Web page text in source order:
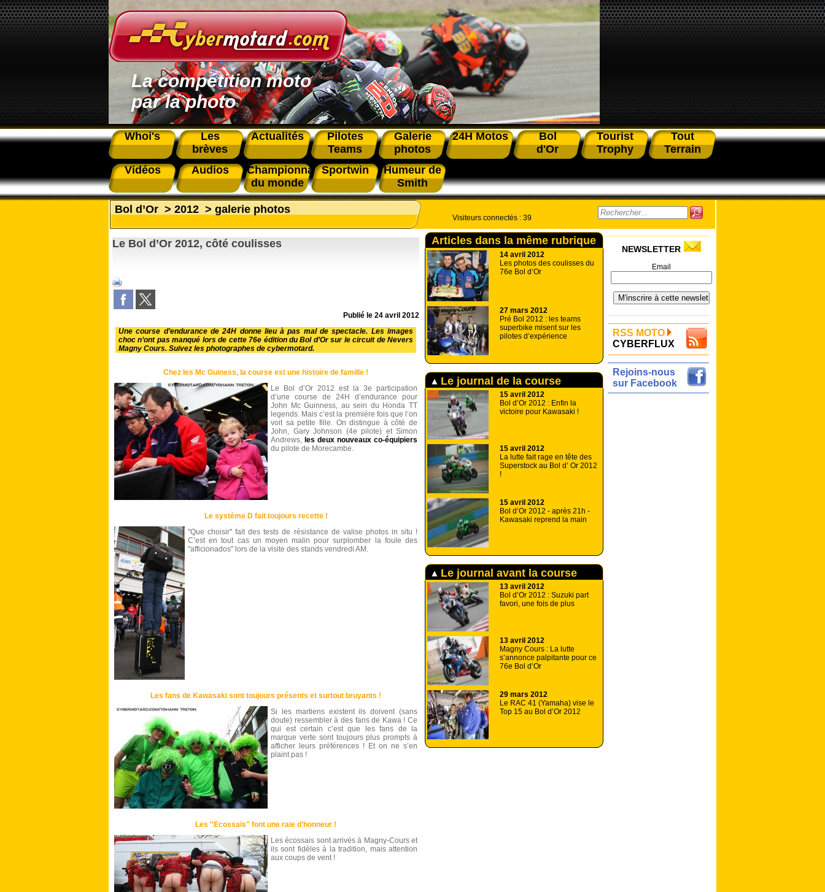
La compétition moto
par la photo
Whoi's
Les
brèves
Actualités
Pilotes
Teams
Galerie
photos
24H Motos
Bol
d'Or
Tourist
Trophy
Tout
Terrain
Vidéos
Audios
Championnat
du monde
Sportwin
Humeur de
Smith
Bol d’Or > 2012 > galerie photos
Le Bol d’Or 2012, côté coulisses
Publié le 24 avril 2012
Une course d’endurance de 24H donne lieu à pas mal de spectacle. Les images
choc n’ont pas manqué lors de cette 76e édition du Bol d’Or sur le circuit de Nevers
Magny Cours. Suivez les photographes de cybermotard.
Chez les Mc Guiness, la course est une histoire de famille !
Le Bol d’Or 2012 est la 3e participation
d’une course de 24H d’endurance pour
John Mc Guinness, au sein du Honda TT
legends. Mais c’est la première fois que l’on
voit sa petite fille. On distingue à côté de
John, Gary Johnson (4e pilote) et Simon
Andrews, les deux nouveaux co-équipiers
du pilote de Morecambe.
Le système D fait toujours recette !
"Que choisir" fait des tests de résistance de valise photos in situ !
C’est en tout cas un moyen malin pour surplomber la foule des
"afficionados" lors de la visite des stands vendredi AM.
Les fans de Kawasaki sont toujours présents et surtout bruyants !
Si les martiens existent ils doivent (sans
doute) ressembler à des fans de Kawa ! Ce
qui est certain c’est que les fans de la
marque verte sont toujours plus prompts à
afficher leurs préférences ! Et on ne s’en
plaint pas !
Les "Ecossais" font une raie d’honneur !
Les écossais sont arrivés à Magny-Cours et
ils sont fidèles à la tradition, mais attention
aux coups de vent !
Visiteurs connectés : 39
Articles dans la même rubrique
14 avril 2012
Les photos des coulisses du
76e Bol d’Or
27 mars 2012
Pré Bol 2012 : les teams
superbike misent sur les
pilotes d’expérience
Le journal de la course
15 avril 2012
Bol d’Or 2012 : Enfin la
victoire pour Kawasaki !
15 avril 2012
La lutte fait rage en tête des
Superstock au Bol d’ Or 2012
!
15 avril 2012
Bol d’Or 2012 - après 21h -
Kawasaki reprend la main
Le journal avant la course
13 avril 2012
Bol d’Or 2012 : Suzuki part
favori, une fois de plus
13 avril 2012
Magny Cours : La lutte
s’annonce palpitante pour ce
76e Bol d’Or
29 mars 2012
Le RAC 41 (Yamaha) vise le
Top 15 au Bol d’Or 2012
NEWSLETTER
Email
RSS MOTO
CYBERFLUX
Rejoins-nous
sur Facebook